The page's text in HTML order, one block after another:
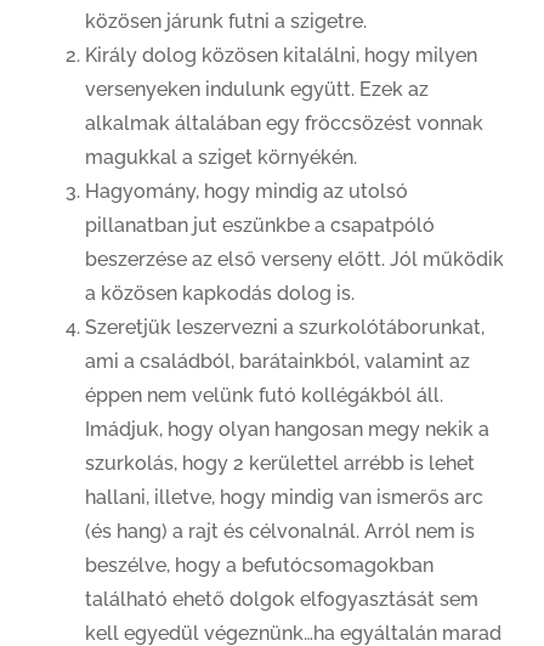
közösen járunk futni a szigetre.
Király dolog közösen kitalálni, hogy milyen
versenyeken indulunk együtt. Ezek az
alkalmak általában egy fröccsözést vonnak
magukkal a sziget környékén.
Hagyomány, hogy mindig az utolsó
pillanatban jut eszünkbe a csapatpóló
beszerzése az első verseny előtt. Jól működik
a közösen kapkodás dolog is.
Szeretjük leszervezni a szurkolótáborunkat,
ami a családból, barátainkból, valamint az
éppen nem velünk futó kollégákból áll.
Imádjuk, hogy olyan hangosan megy nekik a
szurkolás, hogy 2 kerülettel arrébb is lehet
hallani, illetve, hogy mindig van ismerős arc
(és hang) a rajt és célvonalnál. Arról nem is
beszélve, hogy a befutócsomagokban
található ehető dolgok elfogyasztását sem
kell egyedül végeznünk…ha egyáltalán marad